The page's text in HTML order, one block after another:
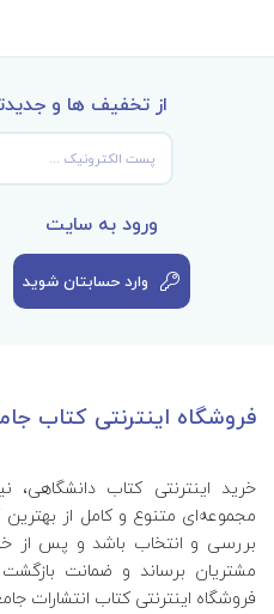
از تخفیف ها و
ورود به سایت
وارد حسابتان شوید
فروشگاه اینترنتی کتاب
خرید اینترنتی کتاب‌ دانشگاهی،
مجموعه‌ای متنوع و کامل از بهترین
بررسی و انتخاب باشد و پس از
مشتریان برساند و ضمانت
فروشگاه اینترنتی کتاب انتشارات